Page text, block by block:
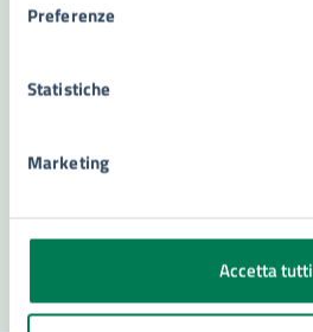
Preferenze
Statistiche
Marketing
Accetta tutti
Richiedi assistenza
Problemi in città
Segnala disservizio